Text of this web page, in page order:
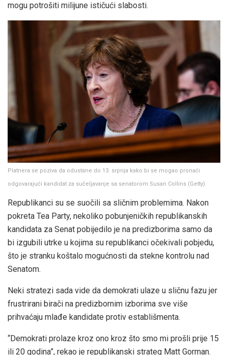
mogu potrošiti milijune ističući slabosti.
Platnera se poziva da odustane do 13. srpnja kako bi se mogao pronaći
odgovarajući kandidat za sučeljavanje sa senatorom Susan Collins (Getty)
Republikanci su se suočili sa sličnim problemima. Nakon
pokreta Tea Party, nekoliko pobunjeničkih republikanskih
kandidata za Senat pobijedilo je na predizborima samo da
bi izgubili utrke u kojima su republikanci očekivali pobjedu,
što je stranku koštalo mogućnosti da stekne kontrolu nad
Senatom.
Neki stratezi sada vide da demokrati ulaze u sličnu fazu jer
frustrirani birači na predizbornim izborima sve više
prihvaćaju mlađe kandidate protiv establišmenta.
“Demokrati prolaze kroz ono kroz što smo mi prošli prije 15
ili 20 godina”, rekao je republikanski strateg Matt Gorman.